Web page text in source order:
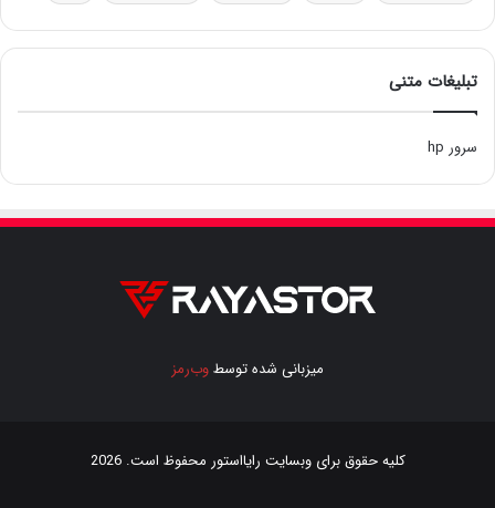
تبلیغات متنی
سرور hp
میزبانی شده توسطوب‌رمز
کلیه حقوق برای وبسایت رایااستور محفوظ است. 2026